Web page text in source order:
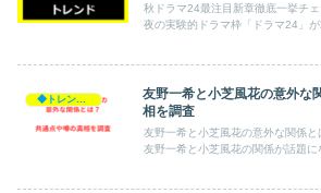
秋ドラマ24最注目新章徹底一挙チ
夜の実験的ドラマ枠「ドラマ24」が
友野一希と小芝風花の意外な
相を調査
友野一希と小芝風花の意外な関係と
友野一希と小芝風花の関係が話題に